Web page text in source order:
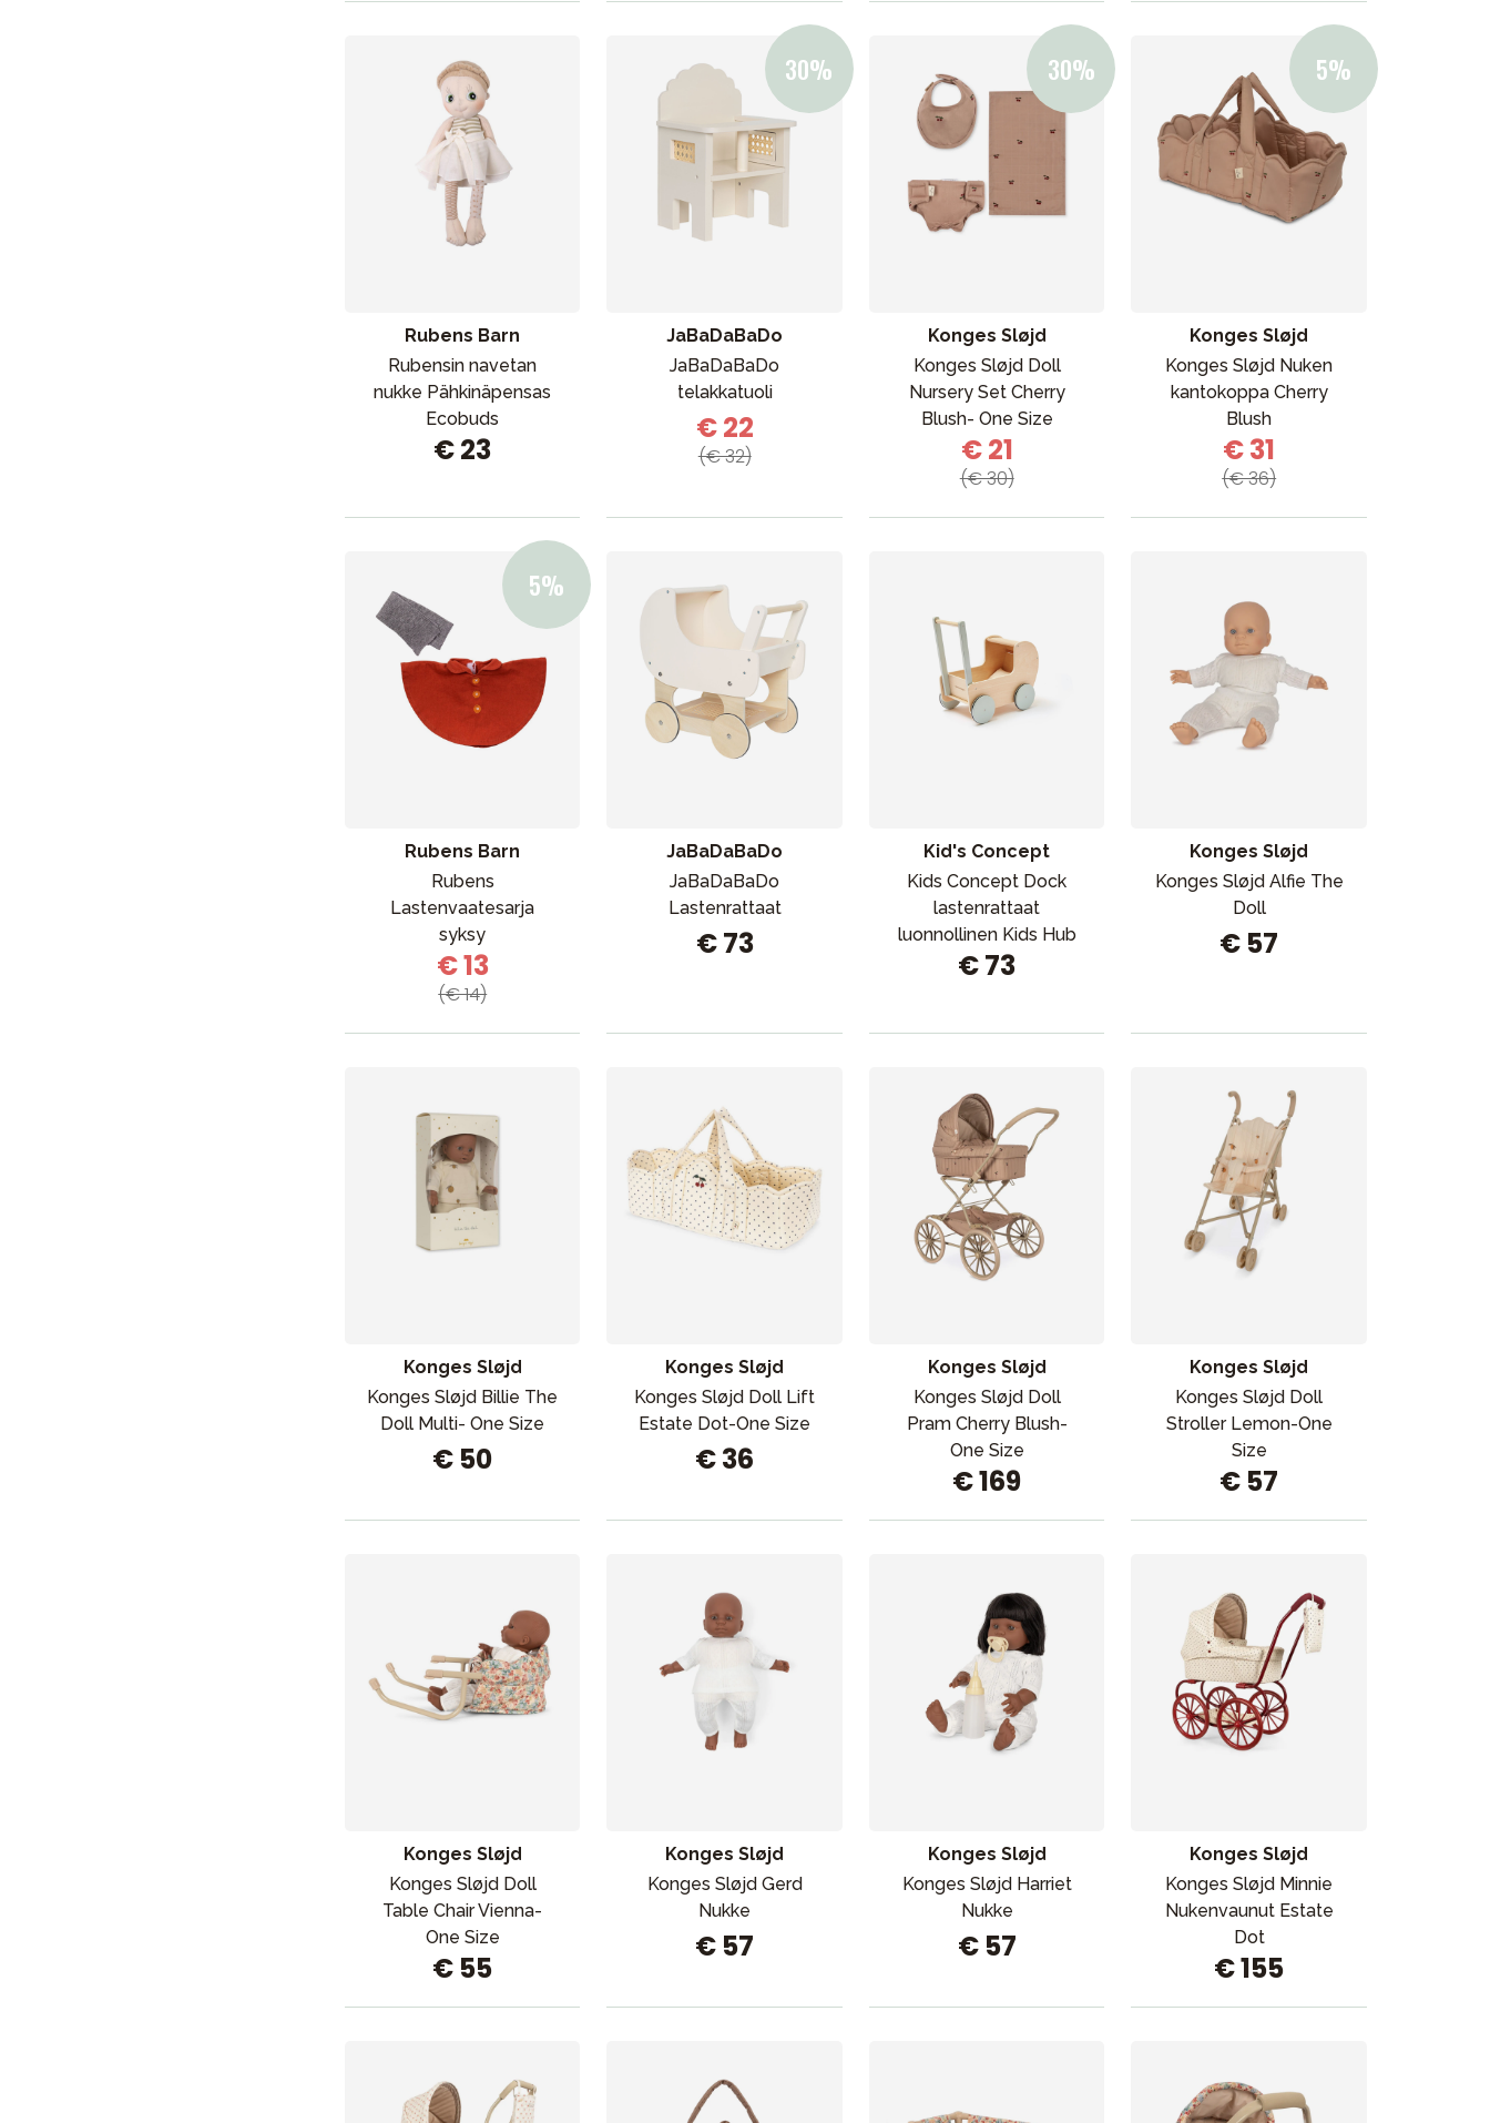
Rubens Barn
Rubensin navetan
nukke Pähkinäpensas
Ecobuds
€ 23
JaBaDaBaDo
JaBaDaBaDo
telakkatuoli
€ 22
(€ 32)
Konges Sløjd
Konges Sløjd Doll
Nursery Set Cherry
Blush- One Size
€ 21
(€ 30)
Konges Sløjd
Konges Sløjd Nuken
kantokoppa Cherry
Blush
€ 31
(€ 36)
Rubens Barn
Rubens
Lastenvaatesarja
syksy
€ 13
(€ 14)
JaBaDaBaDo
JaBaDaBaDo
Lastenrattaat
€ 73
Kid's Concept
Kids Concept Dock
lastenrattaat
luonnollinen Kids Hub
€ 73
Konges Sløjd
Konges Sløjd Alfie The
Doll
€ 57
Konges Sløjd
Konges Sløjd Billie The
Doll Multi- One Size
€ 50
Konges Sløjd
Konges Sløjd Doll Lift
Estate Dot-One Size
€ 36
Konges Sløjd
Konges Sløjd Doll
Pram Cherry Blush-
One Size
€ 169
Konges Sløjd
Konges Sløjd Doll
Stroller Lemon-One
Size
€ 57
Konges Sløjd
Konges Sløjd Doll
Table Chair Vienna-
One Size
€ 55
Konges Sløjd
Konges Sløjd Gerd
Nukke
€ 57
Konges Sløjd
Konges Sløjd Harriet
Nukke
€ 57
Konges Sløjd
Konges Sløjd Minnie
Nukenvaunut Estate
Dot
€ 155
VÅRT SORTIMENT
Lastenvaunut
Vauvan paketti
Lapsi & vauva
Lelut ja pelit
Äiti & Isä
Huonekalut & vuodevaatteet
Varaosat
Lahjavinkkejä
Aurinko ja uinti Outlet Ota meihin yhteyttä osoitteessa Myymälämme